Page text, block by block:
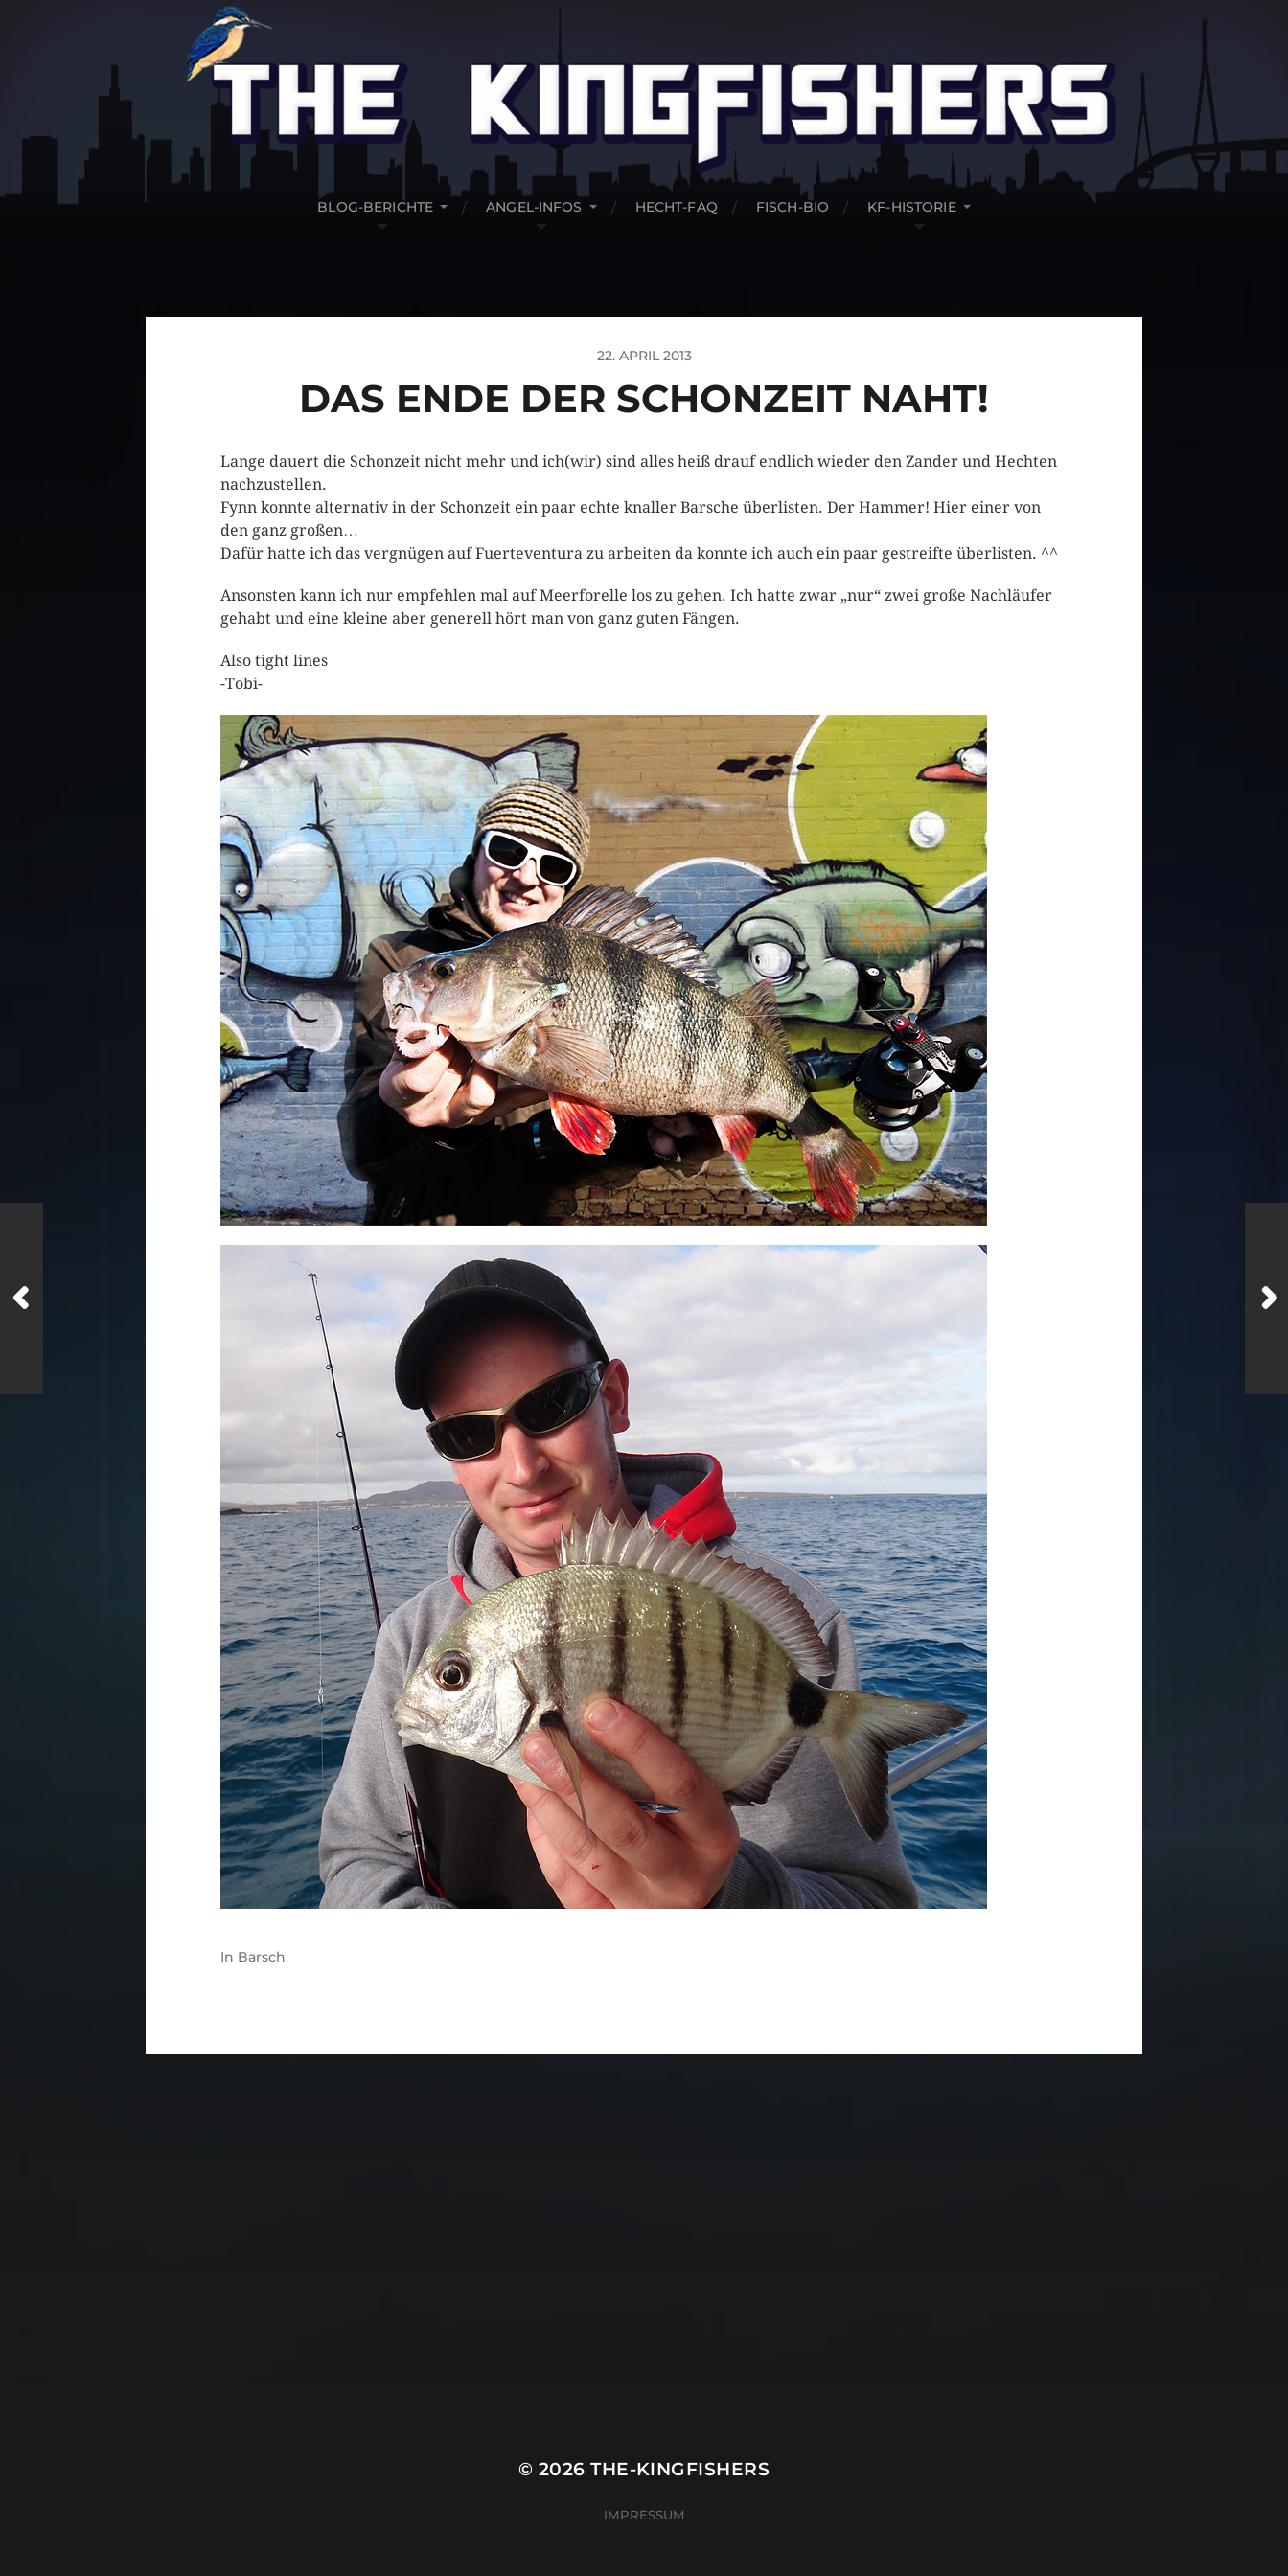
BLOG-BERICHTE ANGEL-INFOS HECHT-FAQ FISCH-BIO KF-HISTORIE
22. APRIL 2013
DAS ENDE DER SCHONZEIT NAHT!
Lange dauert die Schonzeit nicht mehr und ich(wir) sind alles heiß drauf endlich wieder den Zander und Hechten
nachzustellen.
Fynn konnte alternativ in der Schonzeit ein paar echte knaller Barsche überlisten. Der Hammer! Hier einer von
den ganz großen…
Dafür hatte ich das vergnügen auf Fuerteventura zu arbeiten da konnte ich auch ein paar gestreifte überlisten. ^^
Ansonsten kann ich nur empfehlen mal auf Meerforelle los zu gehen. Ich hatte zwar „nur“ zwei große Nachläufer
gehabt und eine kleine aber generell hört man von ganz guten Fängen.
Also tight lines
-Tobi-
In Barsch
© 2026THE-KINGFISHERS
IMPRESSUM